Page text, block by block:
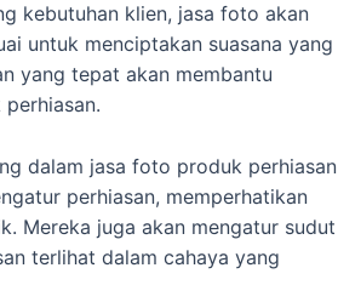
kebutuhan klien, jasa foto akan
untuk menciptakan suasana yang
yang tepat akan membantu
dalam jasa foto produk perhiasan
perhiasan, memperhatikan
Mereka juga akan mengatur sudut
terlihat dalam cahaya yang